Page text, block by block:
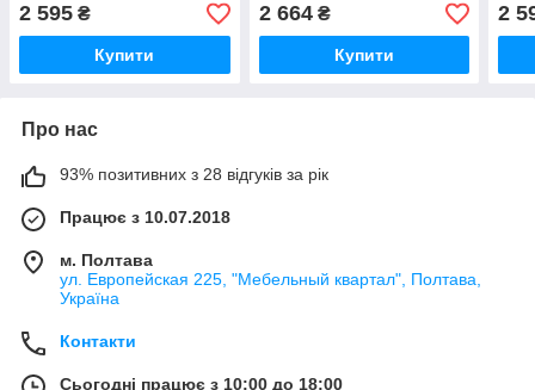
2 595 ₴
Купити
2 664₴
Купити
2
Про нас
93% позитивних з 28 відгуків за рік
Працює з 10.07.2018
м. Полтава
ул. Европейская 225, "Мебельный квартал", Полтава,
Україна
Контакти
Сьогодні працює з 10:00 до 18:00